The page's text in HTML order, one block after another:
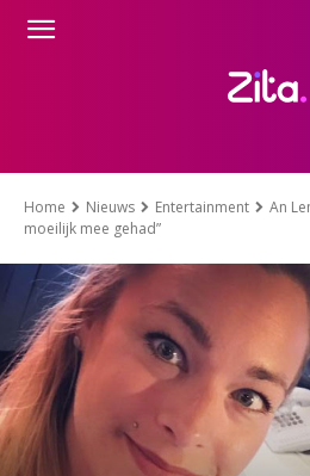
Home Nieuws Entertainment
An
moeilijk mee gehad”